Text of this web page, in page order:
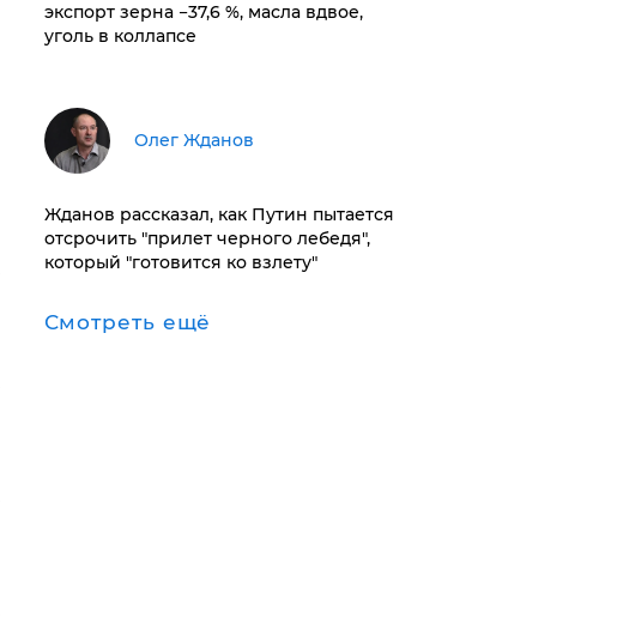
экспорт зерна −37,6 %, масла вдвое,
уголь в коллапсе
Олег Жданов
Жданов рассказал, как Путин пытается
отсрочить "прилет черного лебедя",
который "готовится ко взлету"
Смотреть ещё